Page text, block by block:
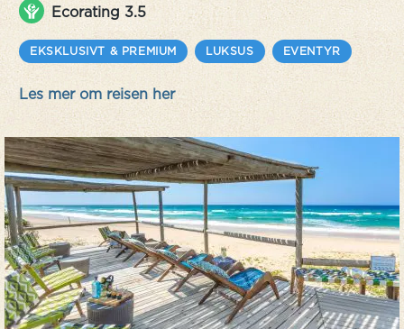
og ørken. Dette mangfoldet skaper fantastiske
matopplevelser og et vell av kultur. Ved å bli
kjent med folket, blir du kjent med det virkelige
Peru. Opplev fargerike Lima, den hellige
Inkadalen med den sjarmerende by...
Ecorating 3.5
EKSKLUSIVT & PREMIUM LUKSUS EVENTYR
Les mer om reisen her